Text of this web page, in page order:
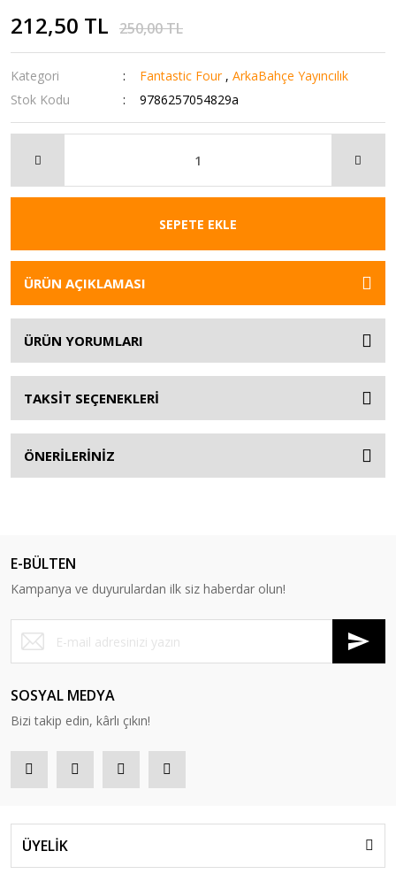
212,50 TL 250,00 TL
Kategori Fantastic Four ,ArkaBahçe Yayıncılık
Stok Kodu
9786257054829a
SEPETE EKLE
ÜRÜN AÇIKLAMASI
ÜRÜN YORUMLARI
TAKSİT SEÇENEKLERİ
ÖNERİLERİNİZ
E-BÜLTEN
Kampanya ve duyurulardan ilk siz haberdar olun!
SOSYAL MEDYA
Bizi takip edin, kârlı çıkın!
ÜYELİK